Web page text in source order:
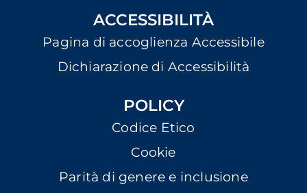
ACCESSIBILITÀ
Pagina di accoglienza Accessibile
Dichiarazione di Accessibilità
POLICY
Codice Etico
Cookie
Parità di genere e inclusione